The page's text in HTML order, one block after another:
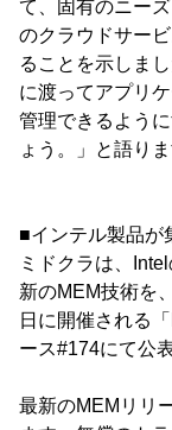
て、固有のニー
のクラウドサー
ることを示しま
に渡ってアプリ
管理できるよう
ょう。」と語りま
■インテル製品が
ミドクラは、
新のMEM技術を
日に開催される
ース#174にて公
最新のMEMリリ